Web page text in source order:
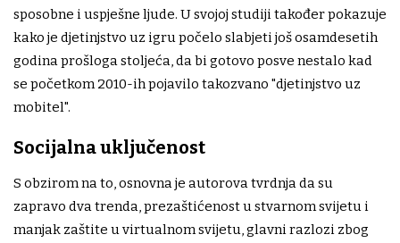
sposobne i uspješne ljude. U svojoj studiji također pokazuje
kako je djetinjstvo uz igru počelo slabjeti još osamdesetih
godina prošloga stoljeća, da bi gotovo posve nestalo kad
se početkom 2010-ih pojavilo takozvano "djetinjstvo uz
mobitel".
Socijalna uključenost
S obzirom na to, osnovna je autorova tvrdnja da su
zapravo dva trenda, prezaštićenost u stvarnom svijetu i
manjak zaštite u virtualnom svijetu, glavni razlozi zbog